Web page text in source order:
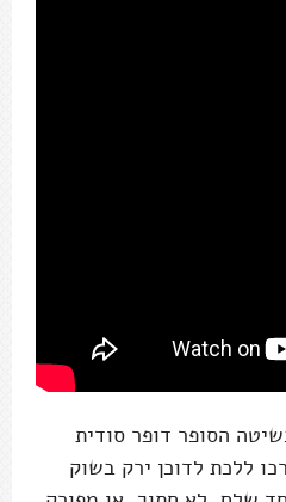
הסופר דופר סודית
ללכת לדוכן ירק בשוק